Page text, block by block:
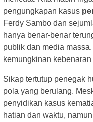
pengungkapan kasus
Ferdy Sambo dan
hanya benar-benar
publik dan media
kemungkinan
Sikap tertutup penegak
pola yang berulang.
penyidikan kasus
hatian dan waktu,